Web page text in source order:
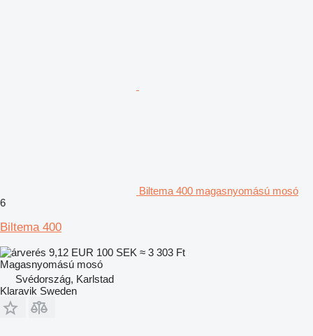
Biltema 400 magasnyomású mosó
6
Biltema 400
9,12 EUR 100 SEK ≈ 3 303 Ft
Magasnyomású mosó
Svédország, Karlstad
Klaravik Sweden